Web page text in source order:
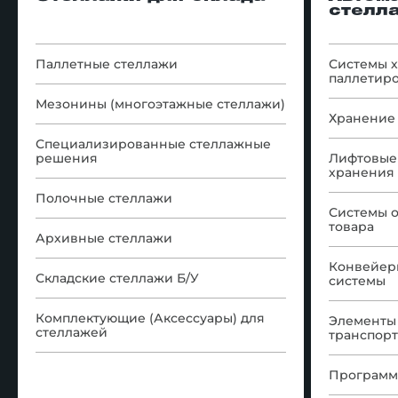
Паллетные стеллажи
Мезонины (многоэтажные стеллажи)
Специализированные стеллажные
решения
Полочные стеллажи
Архивные стеллажи
Складские стеллажи Б/У
Комплектующие (Аксессуары) для
стеллажей
Системы
Лифтовые
хранения
Системы
товара
системы